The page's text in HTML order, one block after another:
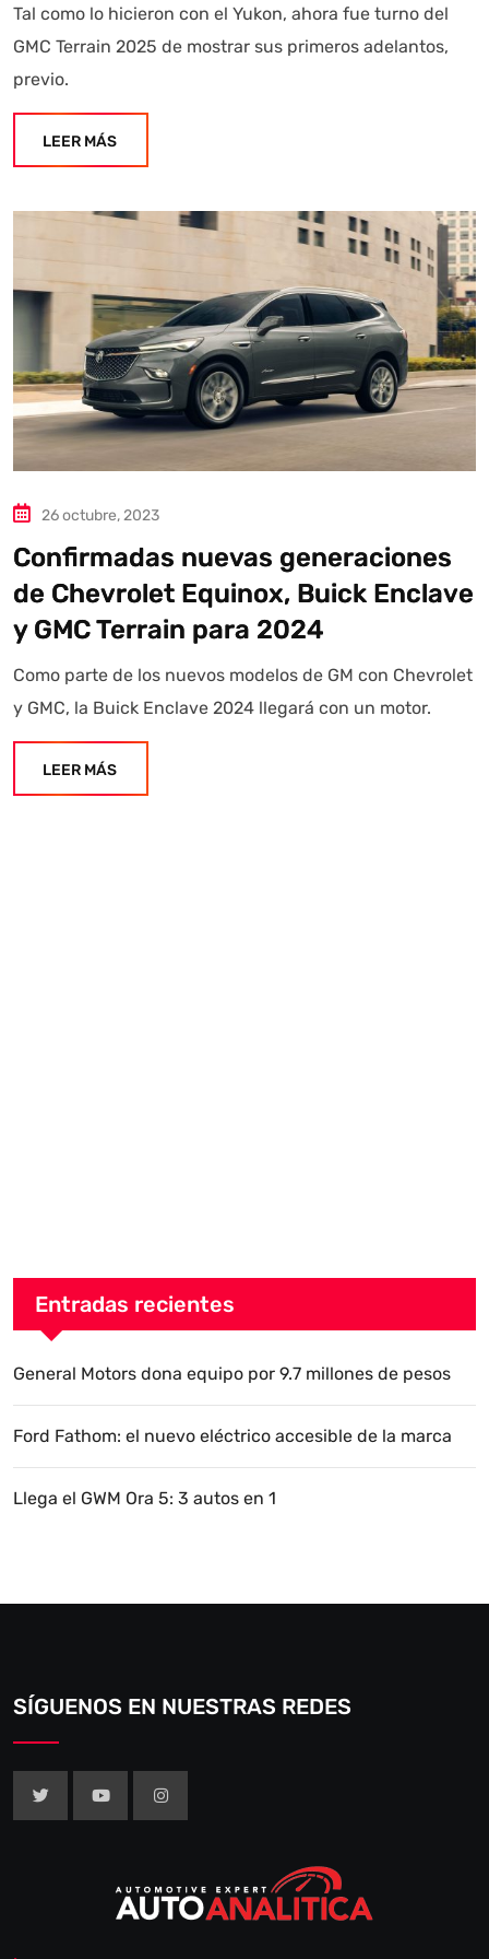
Tal como lo hicieron con el Yukon, ahora fue turno del
GMC Terrain 2025 de mostrar sus primeros adelantos,
previo.
LEER MÁS
26 octubre, 2023
Confirmadas nuevas generaciones
de Chevrolet Equinox, Buick Enclave
y GMC Terrain para 2024
Como parte de los nuevos modelos de GM con Chevrolet
y GMC, la Buick Enclave 2024 llegará con un motor.
LEER MÁS
Entradas recientes
General Motors dona equipo por 9.7 millones de pesos
Ford Fathom: el nuevo eléctrico accesible de la marca
Llega el GWM Ora 5: 3 autos en 1
SÍGUENOS EN NUESTRAS REDES